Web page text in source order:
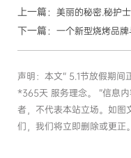
上一篇： 美丽的秘密.秘护
下一篇： 一个新型烧烤品
声明：本文“ 5.1节放假期
*365天 服务理念。 ”信息
者，不代表本站立场。如图
们，我们将立即删除或更正。